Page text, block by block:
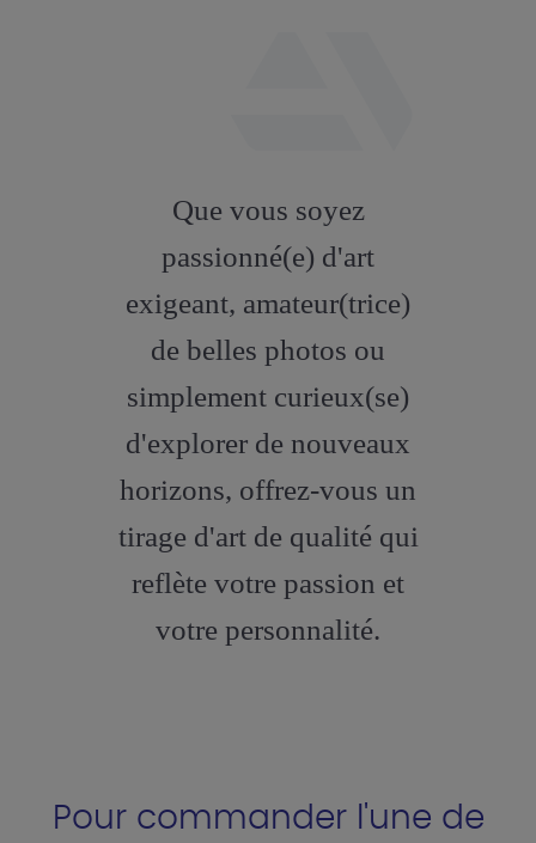
artstation
Que vous soyez
passionné(e) d'art
exigeant, amateur(trice)
de belles photos ou
simplement curieux(se)
d'explorer de nouveaux
horizons, offrez-vous un
tirage d'art de qualité qui
reflète votre passion et
votre personnalité.
Pour commander l'une de